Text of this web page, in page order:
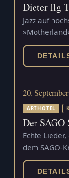
Dieter Ilg
Jazz auf
20. September
ARTHOTEL
Der SAGO
Echte
dem SAGO-